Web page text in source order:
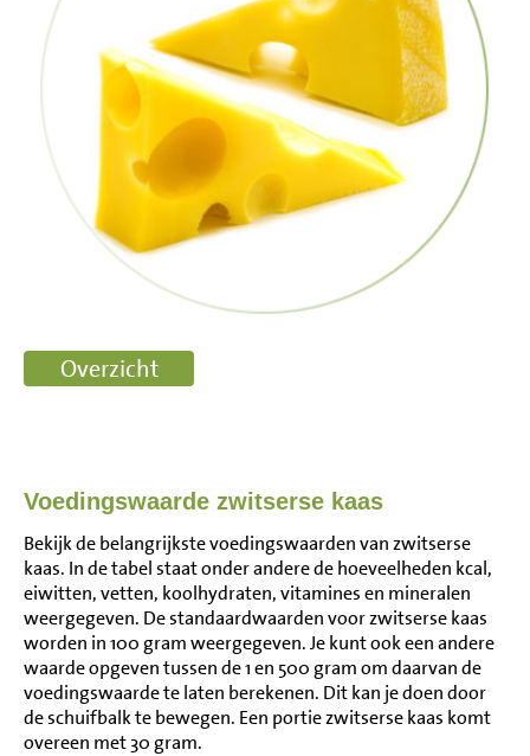
Voedingswaarde zwitserse kaas
Bekijk de belangrijkste voedingswaarden van zwitserse
kaas. In de tabel staat onder andere de hoeveelheden kcal,
eiwitten, vetten, koolhydraten, vitamines en mineralen
weergegeven. De standaardwaarden voor zwitserse kaas
worden in 100 gram weergegeven. Je kunt ook een andere
waarde opgeven tussen de 1 en 500 gram om daarvan de
voedingswaarde te laten berekenen. Dit kan je doen door
de schuifbalk te bewegen. Een portie zwitserse kaas komt
overeen met 30 gram.